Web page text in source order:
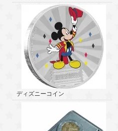
ディズニーコイン